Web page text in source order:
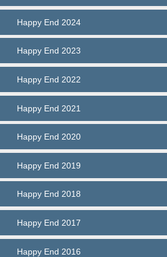
Happy End 2024
Happy End 2023
Happy End 2022
Happy End 2021
Happy End 2020
Happy End 2019
Happy End 2018
Happy End 2017
Happy End 2016